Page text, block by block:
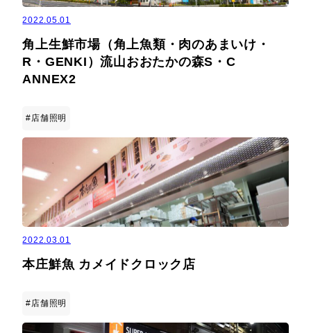
2022.05.01
角上生鮮市場（角上魚類・肉のあまいけ・
R・GENKI）流山おおたかの森S・C
ANNEX2
#店舗照明
2022.03.01
本庄鮮魚 カメイドクロック店
#店舗照明